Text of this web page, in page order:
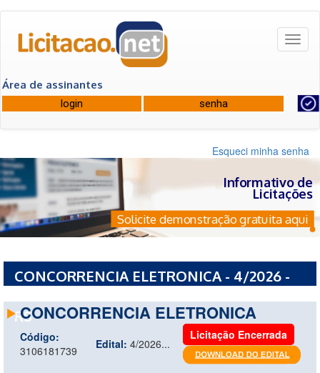
Área de assinantes
Esqueci minha senha
Informativo de
Licitações
Solicite demonstração gratuita aqui
CONCORRENCIA ELETRONICA - 4/2026 -
RS
CONCORRENCIA ELETRONICA
Código:
3106181739
Edital: 4/2026...
Licitação Encerrada